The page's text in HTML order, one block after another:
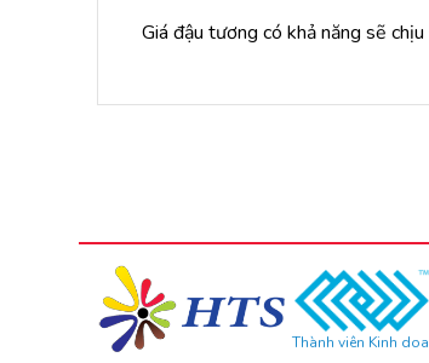
Giá đậu tương có khả năng sẽ
Thành viên Kinh